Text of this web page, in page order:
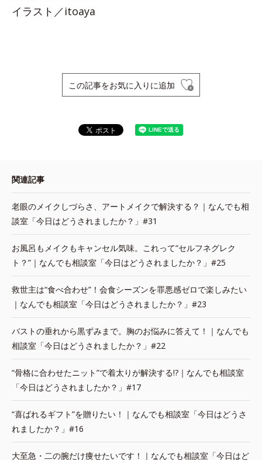
イラスト／itoaya
この記事をお気に入りに追加
関連記事
老眼のメイクしづらさ、アートメイクで解決する？｜なんでも相
談室「今日はどうされましたか？」#31
お風呂もメイクもキャンセル気味。これって“セルフネグレク
ト？”｜なんでも相談室「今日はどうされましたか？」#25
救世主は“食べ合わせ”！会食シーズンを罪悪感ゼロで楽しみたい
｜なんでも相談室「今日はどうされましたか？」#23
バストの垂れから黒ずみまで。胸のお悩みに答えて！｜なんでも
相談室「今日はどうされましたか？」#22
“骨格に合わせたニット”で着太りが解決する!?｜なんでも相談室
「今日はどうされましたか？」#17
“喜ばれるギフト”を贈りたい！｜なんでも相談室「今日はどうさ
れましたか？」#16
大至急・二の腕だけ痩せたいです！｜なんでも相談室「今日はど